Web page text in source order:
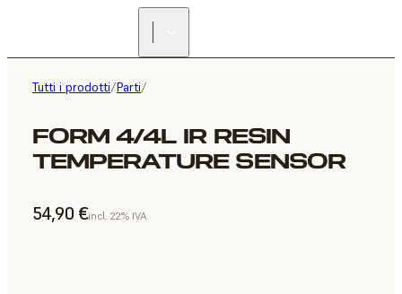
Tutti i prodotti/Parti/
FORM 4/4L IR RESIN
TEMPERATURE SENSOR
54,90 €incl. 22% IVA